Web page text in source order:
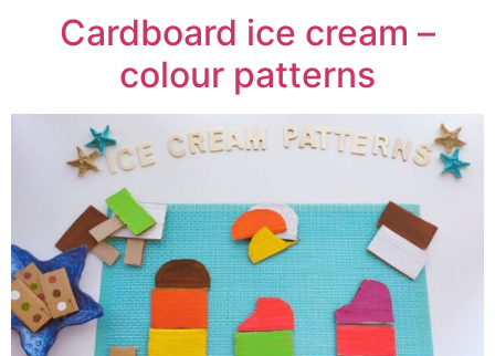
Cardboard ice cream –
colour patterns